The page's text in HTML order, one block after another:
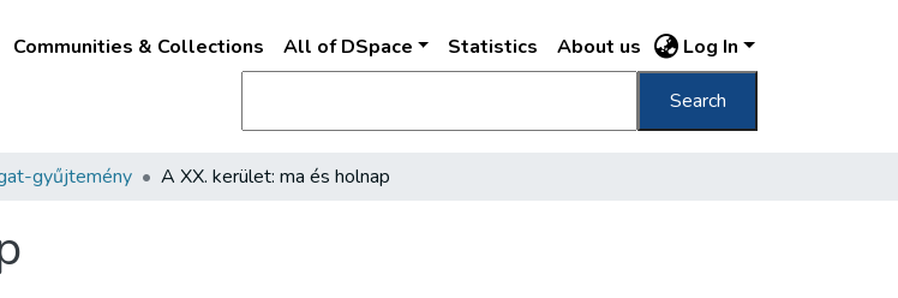
Communities & Collections All of DSpace Statistics About us Log In
Search
gyűjtemény A XX. kerület: ma és holnap